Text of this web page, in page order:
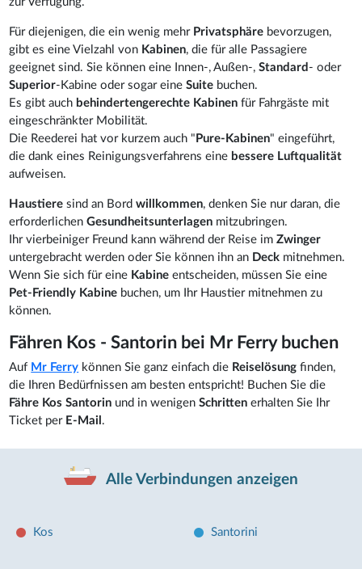
Für diejenigen, die ein wenig mehr Privatsphäre bevorzugen,
gibt es eine Vielzahl von Kabinen, die für alle Passagiere
geeignet sind. Sie können eine Innen-, Außen-,Standard - oder
Superior-Kabine oder sogar eineSuite buchen.
Es gibt auch behindertengerechte Kabinenfür Fahrgäste mit
eingeschränkter Mobilität.
Die Reederei hat vor kurzem auch "Pure-Kabinen" eingeführt,
die dank eines Reinigungsverfahrens eine bessere Luftqualität
aufweisen.
Haustieresind an Bordwillkommen, denken Sie nur daran, die
erforderlichenGesundheitsunterlagen mitzubringen.
Ihr vierbeiniger Freund kann während der Reise imZwinger
untergebracht werden oder Sie können ihn an Deck mitnehmen.
Wenn Sie sich für eine Kabineentscheiden, müssen Sie eine
Pet-Friendly Kabine buchen, um Ihr Haustier mitnehmen zu
können.
Fähren Kos - Santorin bei Mr Ferry buchen
Auf Mr Ferry können Sie ganz einfach die Reiselösungfinden,
die Ihren Bedürfnissen am besten entspricht! Buchen Sie die
Fähre Kos Santorin und in wenigenSchritten erhalten Sie Ihr
Ticket per E-Mail .
Alle Verbindungen anzeigen
Kos Santorini